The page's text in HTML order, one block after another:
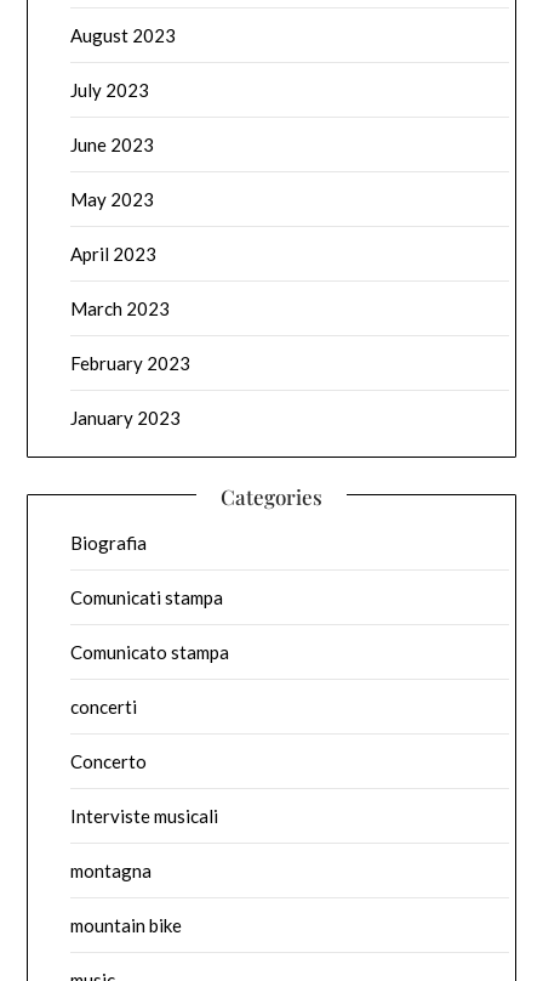
August 2023
July 2023
June 2023
May 2023
April 2023
March 2023
February 2023
January 2023
Categories
Biografia
Comunicati stampa
Comunicato stampa
concerti
Concerto
Interviste musicali
montagna
mountain bike